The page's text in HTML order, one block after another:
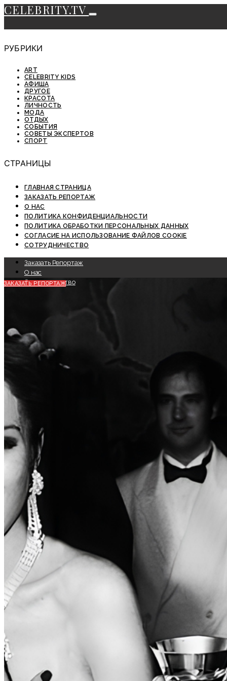
CELEBRITY.TV
РУБРИКИ
ART
CELEBRITY KIDS
АФИША
ДРУГОЕ
КРАСОТА
ЛИЧНОСТЬ
МОДА
ОТДЫХ
СОБЫТИЯ
СОВЕТЫ ЭКСПЕРТОВ
СПОРТ
СТРАНИЦЫ
ГЛАВНАЯ СТРАНИЦА
ЗАКАЗАТЬ РЕПОРТАЖ
О НАС
ПОЛИТИКА КОНФИДЕНЦИАЛЬНОСТИ
ПОЛИТИКА ОБРАБОТКИ ПЕРСОНАЛЬНЫХ ДАННЫХ
СОГЛАСИЕ НА ИСПОЛЬЗОВАНИЕ ФАЙЛОВ COOKIE
СОТРУДНИЧЕСТВО
Заказать Репортаж
О нас
Сотрудничество
ЗАКАЗАТЬ РЕПОРТАЖ